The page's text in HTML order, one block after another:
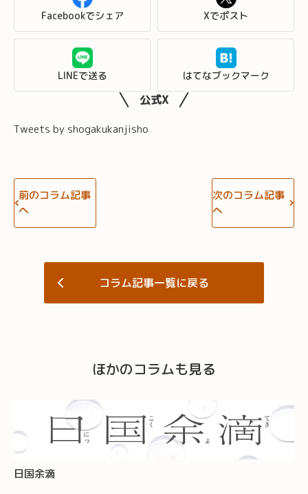
Facebookでシェア Xでポスト
LINEで送る はてなブックマーク
公式X
Tweets by shogakukanjisho
前のコラム記事
へ
次のコラム記事
へ
コラム記事一覧に戻る
ほかのコラムも見る
日国余滴